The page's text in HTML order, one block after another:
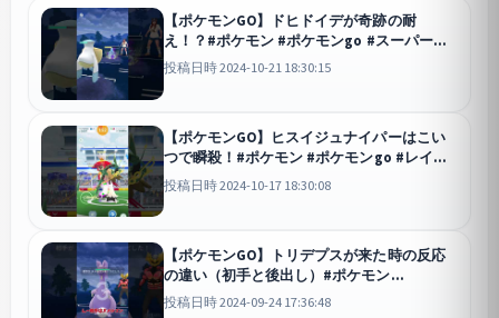
【ポケモンGO】ドヒドイデが奇跡の耐
え！？#ポケモン #ポケモンgo #スーパーリ
ーグ #ゲーム実況 #shorts
投稿日時 2024-10-21 18:30:15
【ポケモンGO】ヒスイジュナイパーはこい
つで瞬殺！#ポケモン #ポケモンgo #レイド
#shorts
GO
投稿日時 2024-10-17 18:30:08
【ポケモンGO】トリデプスが来た時の反応
の違い（初手と後出し）#ポケモン
#pokemon #pokemongo #スーパーリーグ
投稿日時 2024-09-24 17:36:48